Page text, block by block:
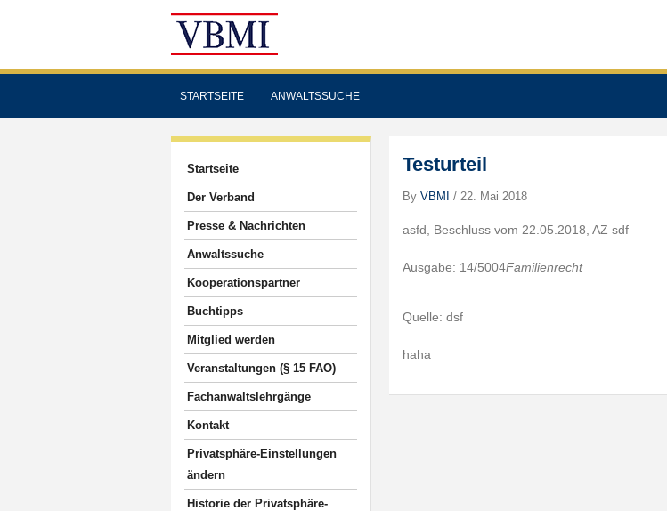
STARTSEITE ANWALTSSUCHE
Startseite
Der Verband
Presse & Nachrichten
Anwaltssuche
Kooperationspartner
Buchtipps
Mitglied werden
Veranstaltungen (§ 15 FAO)
Fachanwaltslehrgänge
Kontakt
Privatsphäre-Einstellungen
ändern
Historie der Privatsphäre-
Testurteil
ByVBMI /22. Mai 2018
asfd, Beschluss vom 22.05.2018, AZ sdf
Ausgabe: 14/5004Familienrecht
Quelle: dsf
haha